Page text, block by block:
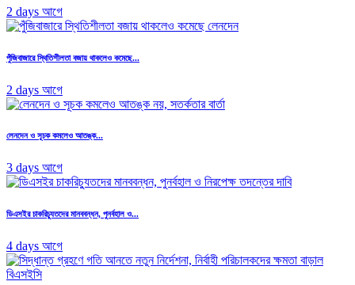
2 days আগে
পুঁজিবাজারে স্থিতিশীলতা বজায় থাকলেও কমেছে...
2 days আগে
লেনদেন ও সূচক কমলেও আতঙ্ক...
3 days আগে
ডিএসইর চাকরিচ্যুতদের মানববন্ধন, পুনর্বহাল ও...
4 days আগে